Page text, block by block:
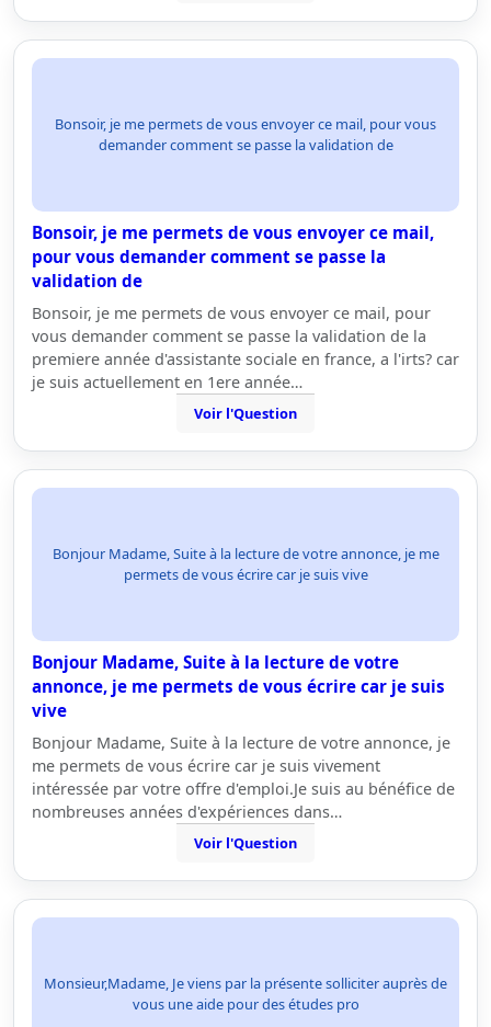
Bonsoir, je me permets de vous envoyer ce mail, pour vous
demander comment se passe la validation de
Bonsoir, je me permets de vous envoyer ce mail,
pour vous demander comment se passe la
validation de
Bonsoir, je me permets de vous envoyer ce mail, pour
vous demander comment se passe la validation de la
premiere année d'assistante sociale en france, a l'irts? car
je suis actuellement en 1ere année…
Voir l'Question
Bonjour Madame, Suite à la lecture de votre annonce, je me
permets de vous écrire car je suis vive
Bonjour Madame, Suite à la lecture de votre
annonce, je me permets de vous écrire car je suis
vive
Bonjour Madame, Suite à la lecture de votre annonce, je
me permets de vous écrire car je suis vivement
intéressée par votre offre d'emploi.Je suis au bénéfice de
nombreuses années d'expériences dans…
Voir l'Question
Monsieur,Madame, Je viens par la présente solliciter auprès de
vous une aide pour des études pro